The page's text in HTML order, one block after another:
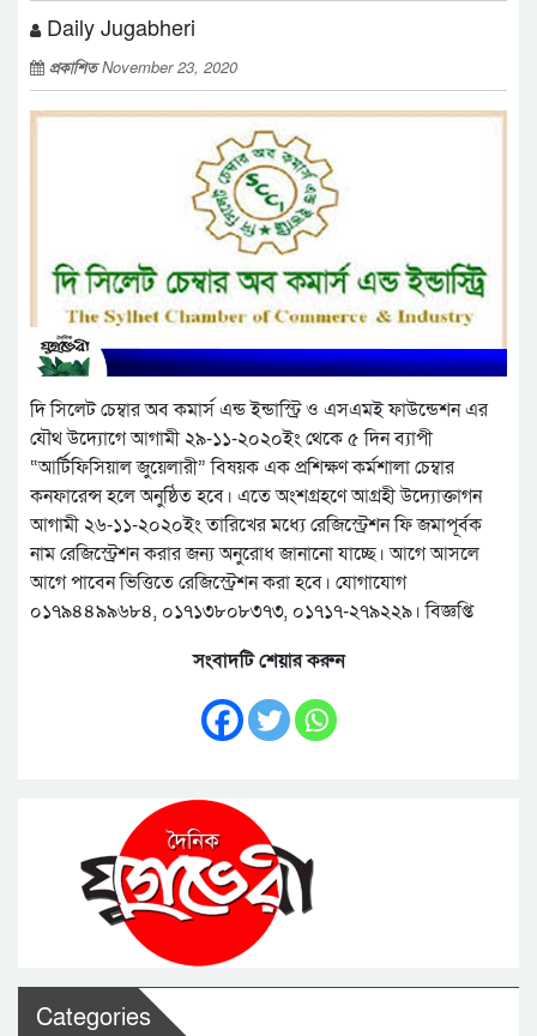
Daily Jugabheri
প্রকাশিতNovember 23, 2020
দি সিলেট চেম্বার অব কমার্স এন্ড ইন্ডাস্ট্রি ও এসএমই ফাউন্ডেশন এর
যৌথ উদ্যোগে আগামী ২৯-১১-২০২০ইং থেকে ৫ দিন ব্যাপী
“আর্টিফিসিয়াল জুয়েলারী” বিষয়ক এক প্রশিক্ষণ কর্মশালা চেম্বার
কনফারেন্স হলে অনুষ্ঠিত হবে। এতে অংশগ্রহণে আগ্রহী উদ্যোক্তাগন
আগামী ২৬-১১-২০২০ইং তারিখের মধ্যে রেজিস্ট্রেশন ফি জমাপূর্বক
নাম রেজিস্ট্রেশন করার জন্য অনুরোধ জানানো যাচ্ছে। আগে আসলে
আগে পাবেন ভিত্তিতে রেজিস্ট্রেশন করা হবে। যোগাযোগ
০১৭৯৪৪৯৯৬৮৪, ০১৭১৩৮০৮৩৭৩, ০১৭১৭-২৭৯২২৯। বিজ্ঞপ্তি
সংবাদটি শেয়ার করুন
Categories